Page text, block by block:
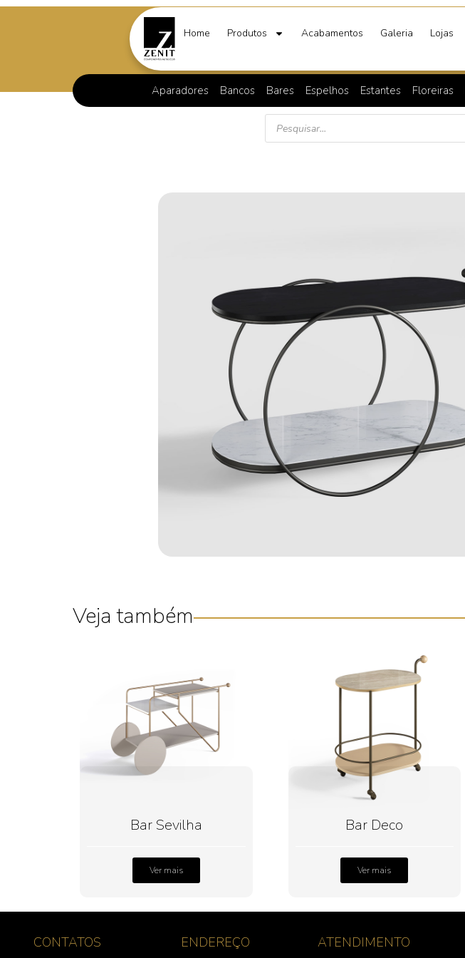
Home Produtos Acabamentos Galeria Lojas
Aparadores Bancos Bares Espelhos Estantes Floreiras
Veja também
Bar Sevilha
Ver mais
Bar Deco
Ver mais
CONTATOS ENDEREÇO ATENDIMENTO